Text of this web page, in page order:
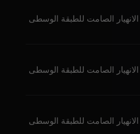
الانهيار الصامت للطبقة الوسطى
الانهيار الصامت للطبقة الوسطى
الانهيار الصامت للطبقة الوسطى